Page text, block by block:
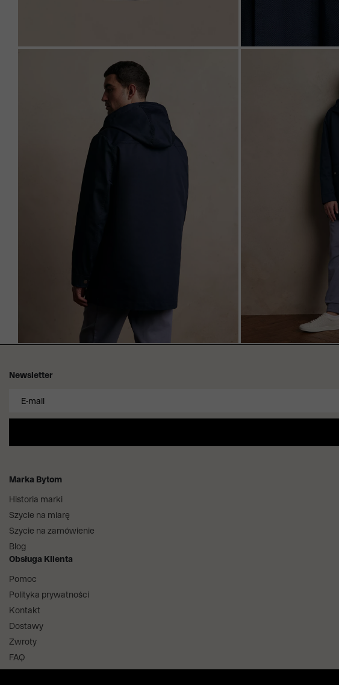
Marka Bytom
Historia marki
Szycie na miarę
Szycie na zamówienie
Blog
Obsługa Klienta
Pomoc
Polityka prywatności
Kontakt
Dostawy
Zwroty
FAQ
Newsletter